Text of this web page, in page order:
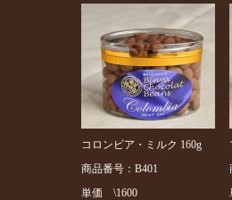
コロンビア・ミルク 160g
商品番号：B401
単価 \1600